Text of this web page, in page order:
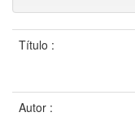
Título :
Autor :